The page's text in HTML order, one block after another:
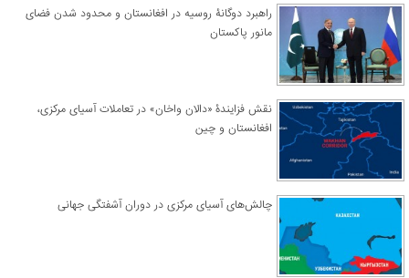
راهبرد دوگانۀ روسیه در افغانستان و محدود شدن فضای
مانور پاکستان
نقش فزایندۀ «دالان واخان» در تعاملات آسیای مرکزی،
افغانستان و چین
چالش‌های آسیای مرکزی در دوران آشفتگی جهانی